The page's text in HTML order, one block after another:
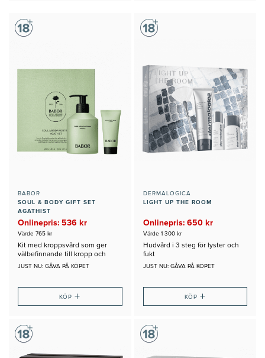
BABOR
SOUL & BODY GIFT SET
AGATHIST
Onlinepris: 536 kr
Värde 765 kr
Kit med kroppsvård som ger
välbefinnande till kropp och
sinne
JUST NU: GÅVA PÅ KÖPET
KÖP+
DERMALOGICA
LIGHT UP THE ROOM
Onlinepris: 650 kr
Värde 1 300 kr
Hudvård i 3 steg för lyster och
fukt
JUST NU: GÅVA PÅ KÖPET
KÖP +